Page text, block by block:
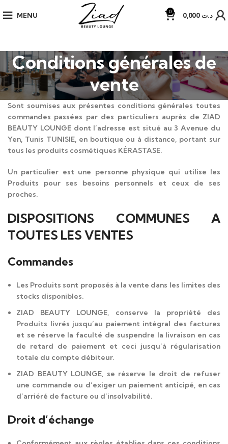
MENU 0 د.ت
Conditions générales de
vente
Sont soumises aux présentes conditions générales toutes
commandes passées par des particuliers auprès de ZIAD
BEAUTY LOUNGE dont l’adresse est situé au 3 Avenue du
Yen, Tunis TUNISIE, en boutique ou à distance, portant sur
tous les produits cosmétiques KÉRASTASE.
Un particulier est une personne physique qui utilise les
Produits pour ses besoins personnels et ceux de ses
proches.
DISPOSITIONS COMMUNES A
TOUTES LES VENTES
Commandes
Les Produits sont proposés à la vente dans les limites des
stocks disponibles.
ZIAD BEAUTY LOUNGE, conserve la propriété des
Produits livrés jusqu’au paiement intégral des factures
et se réserve la faculté de suspendre la livraison en cas
de retard de paiement et ceci jusqu’à régularisation
totale du compte débiteur.
ZIAD BEAUTY LOUNGE, se réserve le droit de refuser
une commande ou d’exiger un paiement anticipé, en cas
d’arriéré de facture ou d’insolvabilité.
Droit d’échange